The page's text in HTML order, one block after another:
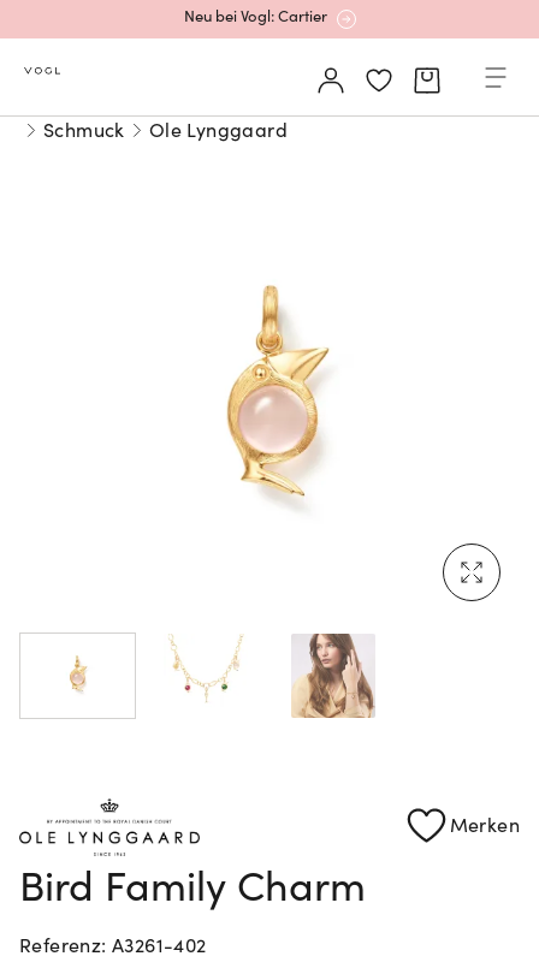
Neu bei Vogl: Cartier
Mehr erfahren: Ikonische Uhren von Cartier
Neu bei Vogl: Uhren von Grand Seiko
Neu bei Vogl: Cartier
Rolex Certified Pre-Owned entdecken
Schmuck Ole Lynggaard
Merken
Bird Family Charm
Referenz: A3261-402